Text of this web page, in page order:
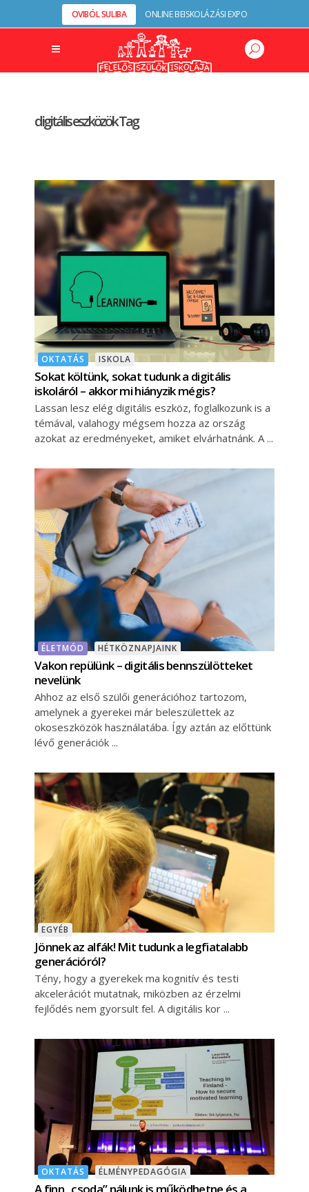
OVIBÓL SULIBA ONLINE BEISKOLÁZÁSI EXPO
digitális eszközök Tag
OKTATÁS ISKOLA
Sokat költünk, sokat tudunk a digitális
iskoláról – akkor mi hiányzik mégis?
Lassan lesz elég digitális eszköz, foglalkozunk is a
témával, valahogy mégsem hozza az ország
azokat az eredményeket, amiket elvárhatnánk. A
ÉLETMÓD HÉTKÖZNAPJAINK
Vakon repülünk – digitális bennszülötteket
nevelünk
Ahhoz az első szülői generációhoz tartozom,
amelynek a gyerekei már beleszülettek az
okoseszközök használatába. Így aztán az előttünk
lévő generációk
EGYÉB
Jönnek az alfák! Mit tudunk a legfiatalabb
generációról?
Tény, hogy a gyerekek ma kognitív és testi
akcelerációt mutatnak, miközben az érzelmi
fejlődés nem gyorsult fel. A digitális kor
OKTATÁS ÉLMÉNYPEDAGÓGIA
A finn „csoda” nálunk is működhetne és a